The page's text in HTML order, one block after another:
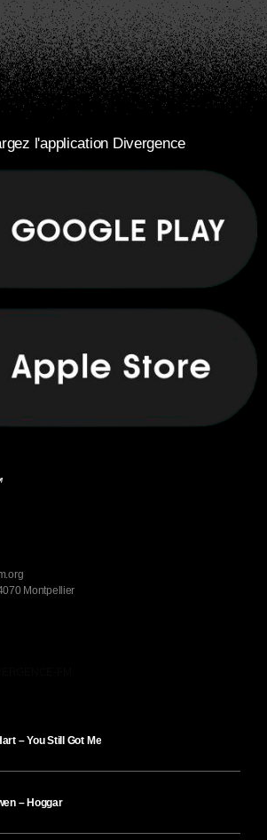
l'application Divergence
Montpellier
– You Still Got Me
– Hoggar